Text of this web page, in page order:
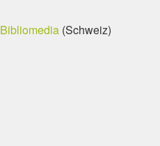
Bibliomedia (Schweiz)